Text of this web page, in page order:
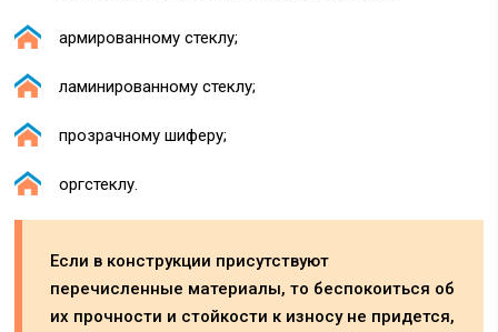
армированному стеклу;
ламинированному стеклу;
прозрачному шиферу;
оргстеклу.
Если в конструкции присутствуют
перечисленные материалы, то беспокоиться об
их прочности и стойкости к износу не придется,